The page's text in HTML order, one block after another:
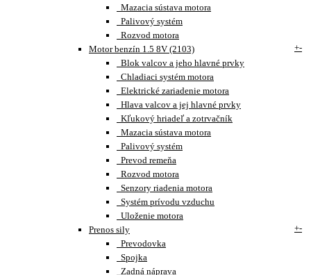
Mazacia sústava motora
Palivový systém
Rozvod motora
Motor benzín 1.5 8V (2103)
+-
Blok valcov a jeho hlavné prvky
Chladiaci systém motora
Elektrické zariadenie motora
Hlava valcov a jej hlavné prvky
Kľukový hriadeľ a zotrvačník
Mazacia sústava motora
Palivový systém
Prevod remeňa
Rozvod motora
Senzory riadenia motora
Systém prívodu vzduchu
Uloženie motora
Prenos sily
+-
Prevodovka
Spojka
Zadná náprava